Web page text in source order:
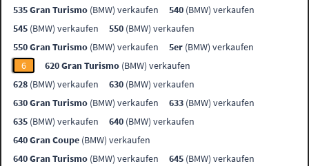
535 Gran Turismo (BMW) verkaufen 540 (BMW) verkaufen
545 (BMW) verkaufen 550 (BMW) verkaufen
550 Gran Turismo (BMW) verkaufen 5er (BMW) verkaufen
6
620 Gran Turismo (BMW) verkaufen
628 (BMW) verkaufen 630 (BMW) verkaufen
630 Gran Turismo (BMW) verkaufen 633 (BMW) verkaufen
635 (BMW) verkaufen 640 (BMW) verkaufen
640 Gran Coupe (BMW) verkaufen
640 Gran Turismo (BMW) verkaufen 645 (BMW) verkaufen